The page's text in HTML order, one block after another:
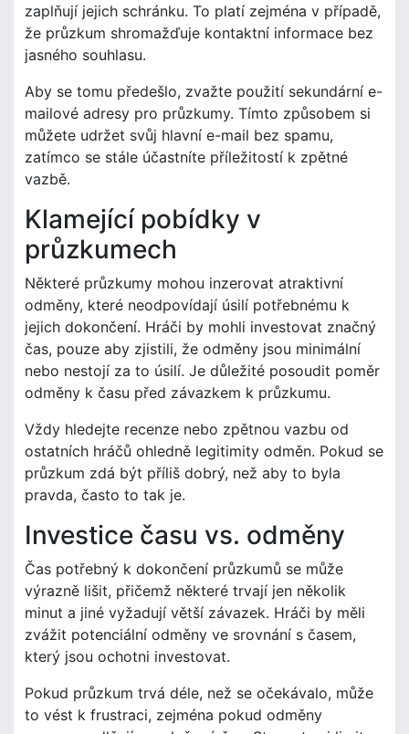
zaplňují jejich schránku. To platí zejména v případě,
že průzkum shromažďuje kontaktní informace bez
jasného souhlasu.
Aby se tomu předešlo, zvažte použití sekundární e-
mailové adresy pro průzkumy. Tímto způsobem si
můžete udržet svůj hlavní e-mail bez spamu,
zatímco se stále účastníte příležitostí k zpětné
vazbě.
Klamející pobídky v
průzkumech
Některé průzkumy mohou inzerovat atraktivní
odměny, které neodpovídají úsilí potřebnému k
jejich dokončení. Hráči by mohli investovat značný
čas, pouze aby zjistili, že odměny jsou minimální
nebo nestojí za to úsilí. Je důležité posoudit poměr
odměny k času před závazkem k průzkumu.
Vždy hledejte recenze nebo zpětnou vazbu od
ostatních hráčů ohledně legitimity odměn. Pokud se
průzkum zdá být příliš dobrý, než aby to byla
pravda, často to tak je.
Investice času vs. odměny
Čas potřebný k dokončení průzkumů se může
výrazně lišit, přičemž některé trvají jen několik
minut a jiné vyžadují větší závazek. Hráči by měli
zvážit potenciální odměny ve srovnání s časem,
který jsou ochotni investovat.
Pokud průzkum trvá déle, než se očekávalo, může
to vést k frustraci, zejména pokud odměny